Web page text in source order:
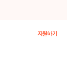
지원하기